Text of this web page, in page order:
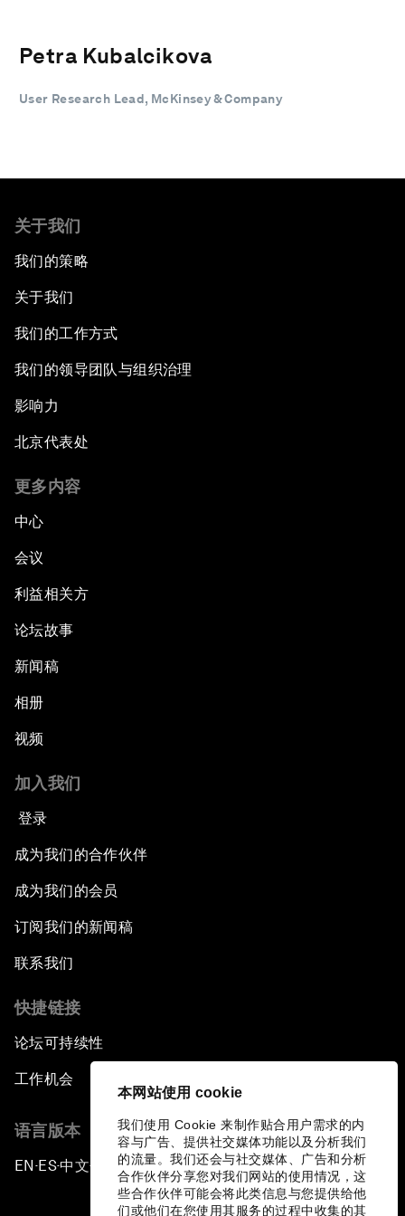
本网站使用 cookie
我们使用 Cookie 来制作贴合用户需求的内
容与广告、提供社交媒体功能以及分析我们
的流量。我们还会与社交媒体、广告和分析
合作伙伴分享您对我们网站的使用情况，这
些合作伙伴可能会将此类信息与您提供给他
们或他们在您使用其服务的过程中收集的其
Petra Kubalcikova
User Research Lead, McKinsey & Company
关于我们
我们的策略
关于我们
我们的工作方式
我们的领导团队与组织治理
影响力
北京代表处
更多内容
中心
会议
利益相关方
论坛故事
新闻稿
相册
视频
加入我们
登录
成为我们的合作伙伴
成为我们的会员
订阅我们的新闻稿
联系我们
快捷链接
论坛可持续性
工作机会
语言版本
EN ▪ES▪中文▪ 日本語